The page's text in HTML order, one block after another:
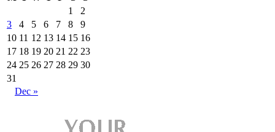
1
2
3
4 5 6 7 8
9
10 11 12 13 14 15 16
17 18 19 20 21 22 23
24 25 26 27 28 29 30
31
Dec »